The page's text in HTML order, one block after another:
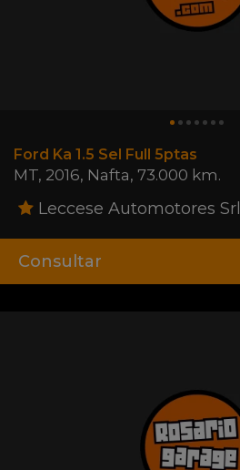
Ford Ka 1.5 Sel Full 5ptas
MT, 2016, Nafta, 73.000 km.
Leccese Automotores Srl
Consultar